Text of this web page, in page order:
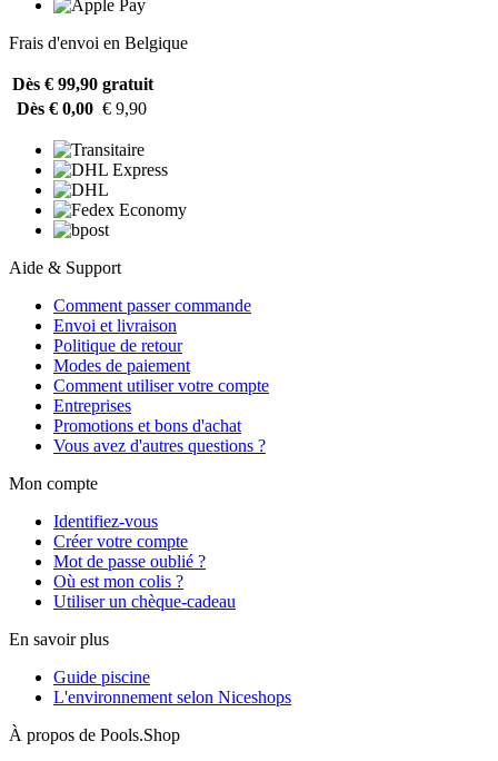
Frais d'envoi en Belgique
Dès € 99,90 gratuit
Dès € 0,00 € 9,90
Aide & Support
Comment passer commande
Envoi et livraison
Politique de retour
Modes de paiement
Comment utiliser votre compte
Entreprises
Promotions et bons d'achat
Vous avez d'autres questions ?
Mon compte
Identifiez-vous
Créer votre compte
Mot de passe oublié ?
Où est mon colis ?
Utiliser un chèque-cadeau
En savoir plus
Guide piscine
L'environnement selon Niceshops
À propos de Pools.Shop